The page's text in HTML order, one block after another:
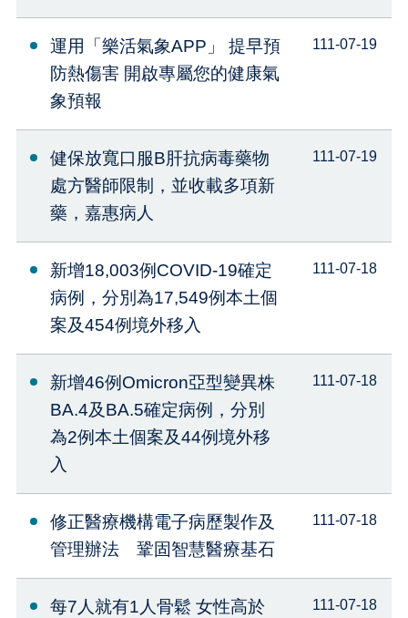
運用「樂活氣象APP」 提早預
防熱傷害 開啟專屬您的健康氣
象預報
111-07-19
健保放寬口服B肝抗病毒藥物
處方醫師限制，並收載多項新
藥，嘉惠病人
111-07-19
新增18,003例COVID-19確定
病例，分別為17,549例本土個
案及454例境外移入
111-07-18
新增46例Omicron亞型變異株
BA.4及BA.5確定病例，分別
為2例本土個案及44例境外移
入
111-07-18
修正醫療機構電子病歷製作及
管理辦法 鞏固智慧醫療基石
111-07-18
每7人就有1人骨鬆 女性高於
111-07-18